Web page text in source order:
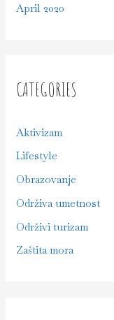
April 2020
CATEGORIES
Aktivizam
Lifestyle
Obrazovanje
Održiva umetnost
Održivi turizam
Zaštita mora